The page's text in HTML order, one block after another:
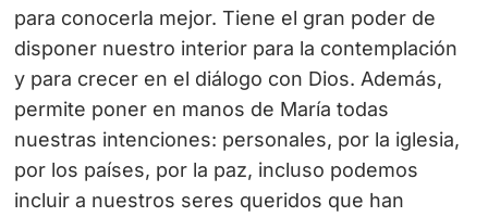
para conocerla mejor. Tiene el gran poder de
disponer nuestro interior para la contemplación
y para crecer en el diálogo con Dios. Además,
permite poner en manos de María todas
nuestras intenciones: personales, por la iglesia,
por los países, por la paz, incluso podemos
incluir a nuestros seres queridos que han